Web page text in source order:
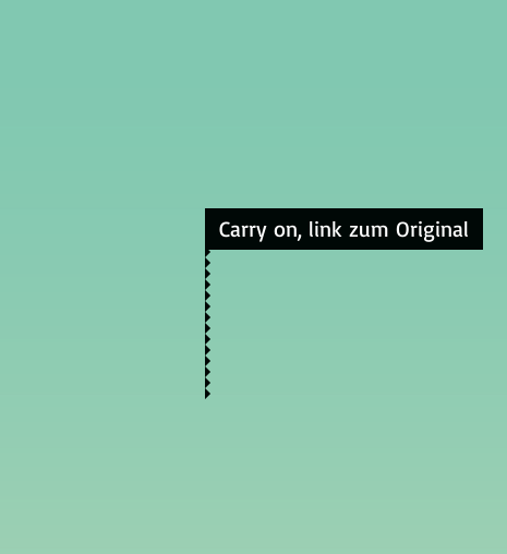
Carry on, link zum Original